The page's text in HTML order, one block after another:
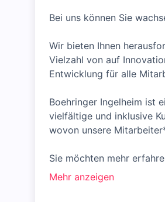
Bei uns können Sie
Wir bieten Ihnen
Vielzahl von auf
Entwicklung für alle
Boehringer Ingelheim ist
vielfältige und inklusive
wovon unsere
Sie möchten mehr
Mehr anzeigen